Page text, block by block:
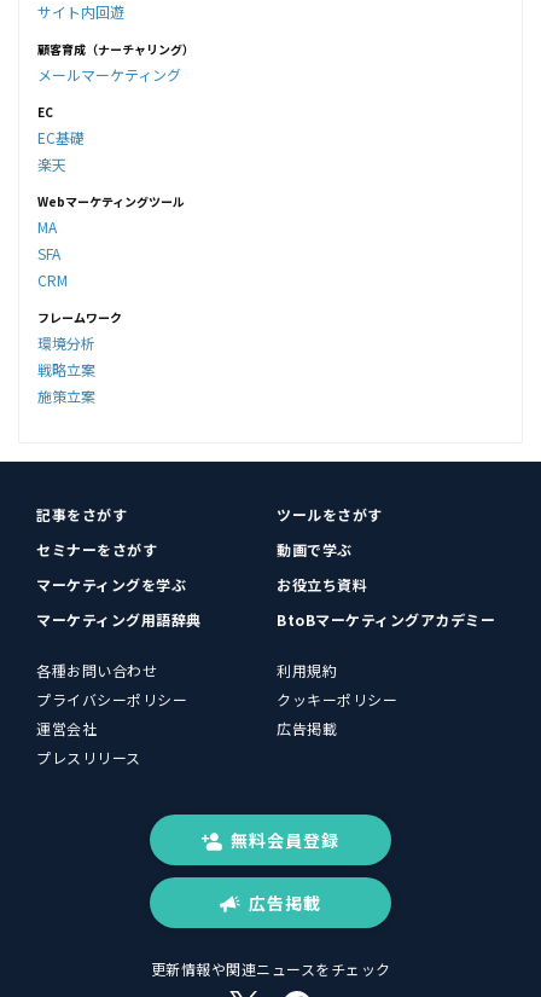
サイト内回遊
顧客育成（ナーチャリング）
メールマーケティング
EC
EC基礎
楽天
Webマーケティングツール
MA
SFA
CRM
フレームワーク
環境分析
戦略立案
施策立案
記事をさがす
ツールをさがす
セミナーをさがす
動画で学ぶ
マーケティングを学ぶ
お役立ち資料
マーケティング用語辞典
BtoBマーケティングアカデミー
各種お問い合わせ
利用規約
プライバシーポリシー
クッキーポリシー
運営会社
広告掲載
プレスリリース
無料会員登録
広告掲載
更新情報や関連ニュースをチェック